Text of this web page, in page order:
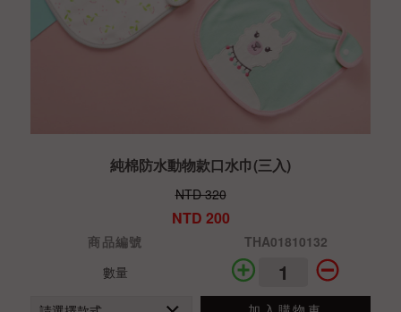
純棉防水動物款口水巾(三入)
NTD 320
NTD 200
商品編號
THA01810132
數量